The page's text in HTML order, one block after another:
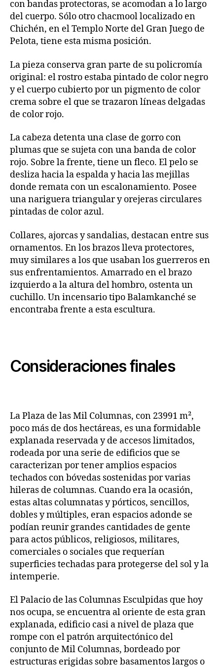
con bandas protectoras, se acomodan a lo largo
del cuerpo. Sólo otro chacmool localizado en
Chichén, en el Templo Norte del Gran Juego de
Pelota, tiene esta misma posición.
La pieza conserva gran parte de su policromía
original: el rostro estaba pintado de color negro
y el cuerpo cubierto por un pigmento de color
crema sobre el que se trazaron líneas delgadas
de color rojo.
La cabeza detenta una clase de gorro con
plumas que se sujeta con una banda de color
rojo. Sobre la frente, tiene un fleco. El pelo se
desliza hacia la espalda y hacia las mejillas
donde remata con un escalonamiento. Posee
una nariguera triangular y orejeras circulares
pintadas de color azul.
Collares, ajorcas y sandalias, destacan entre sus
ornamentos. En los brazos lleva protectores,
muy similares a los que usaban los guerreros en
sus enfrentamientos. Amarrado en el brazo
izquierdo a la altura del hombro, ostenta un
cuchillo. Un incensario tipo Balamkanché se
encontraba frente a esta escultura.
Consideraciones finales
La Plaza de las Mil Columnas, con 23991 m²,
poco más de dos hectáreas, es una formidable
explanada reservada y de accesos limitados,
rodeada por una serie de edificios que se
caracterizan por tener amplios espacios
techados con bóvedas sostenidas por varias
hileras de columnas. Cuando era la ocasión,
estas altas columnatas y pórticos, sencillos,
dobles y múltiples, eran espacios adonde se
podían reunir grandes cantidades de gente
para actos públicos, religiosos, militares,
comerciales o sociales que requerían
superficies techadas para protegerse del sol y la
intemperie.
El Palacio de las Columnas Esculpidas que hoy
nos ocupa, se encuentra al oriente de esta gran
explanada, edificio casi a nivel de plaza que
rompe con el patrón arquitectónico del
conjunto de Mil Columnas, bordeado por
estructuras erigidas sobre basamentos largos o